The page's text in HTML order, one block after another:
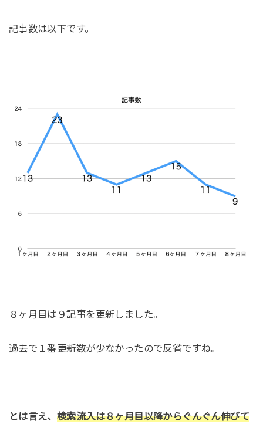
記事数は以下です。
８ヶ月目は９記事を更新しました。
過去で１番更新数が少なかったので反省ですね。
とは言え、 検索流入は８ヶ月目以降からぐんぐん伸びて